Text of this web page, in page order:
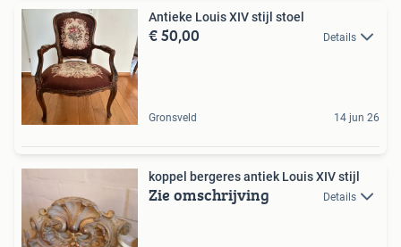
Antieke Louis XIV stijl stoel
€ 50,00 Details
Gronsveld 14 jun 26
koppel bergeres antiek Louis XIV stijl
Zie omschrijving Details